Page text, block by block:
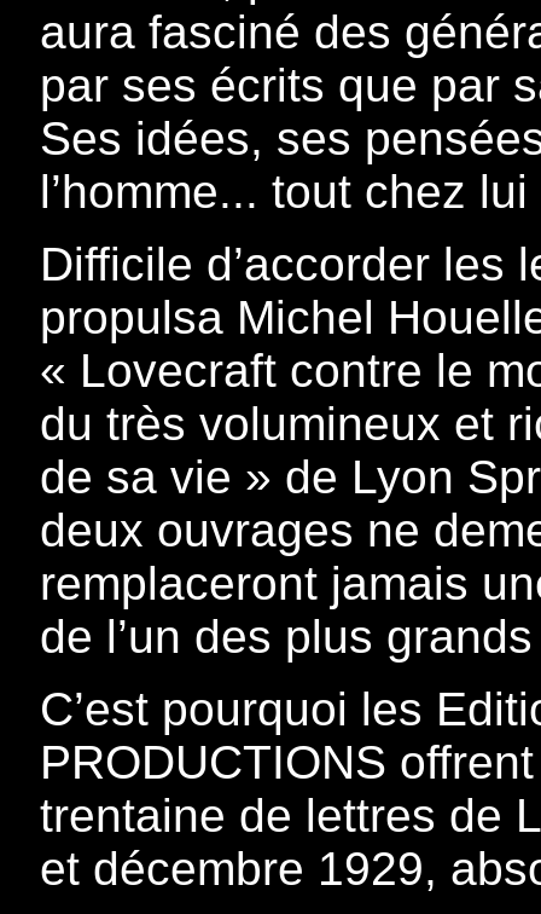
aura fasciné des
par ses écrits que par
Ses idées, ses
l’homme... tout chez
Difficile d’accorder les
propulsa Michel
« Lovecraft contre le
du très volumineux et
de sa vie » de Lyon
deux ouvrages ne
remplaceront jamais
de l’un des plus
C’est pourquoi les
PRODUCTIONS
trentaine de lettres de
et décembre 1929,